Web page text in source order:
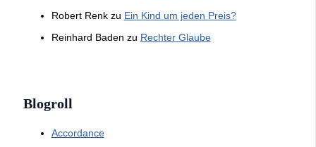
Robert Renkzu Ein Kind um jeden Preis?
Reinhard Baden zu Rechter Glaube
Blogroll
Accordance